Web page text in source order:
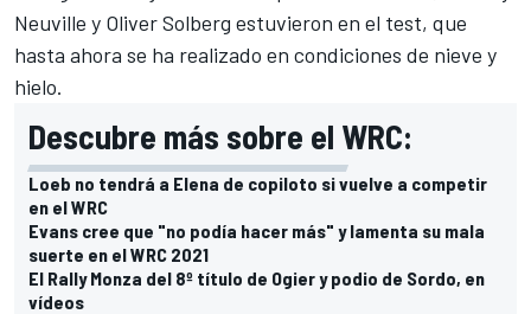
Neuville y Oliver Solberg estuvieron en el test, que
hasta ahora se ha realizado en condiciones de nieve y
hielo.
Descubre más sobre el WRC:
Loeb no tendrá a Elena de copiloto si vuelve a competir
en el WRC
Evans cree que "no podía hacer más" y lamenta su mala
suerte en el WRC 2021
El Rally Monza del 8º título de Ogier y podio de Sordo, en
vídeos